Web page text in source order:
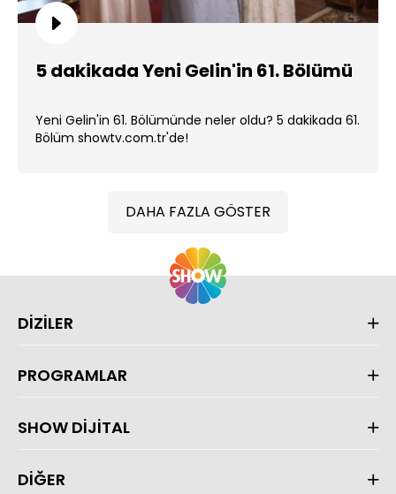
5 dakikada Yeni Gelin'in 61. Bölümü
Yeni Gelin'in 61. Bölümünde neler oldu? 5 dakikada 61.
Bölüm showtv.com.tr'de!
DAHA FAZLA GÖSTER
DİZİLER
PROGRAMLAR
SHOW DİJİTAL
DİĞER